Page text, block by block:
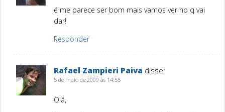
é me parece ser bom mais vamos ver no q vai
dar!
Responder
Rafael Zampieri Paiva disse:
5 de maio de 2009 às 14:55
Olá,